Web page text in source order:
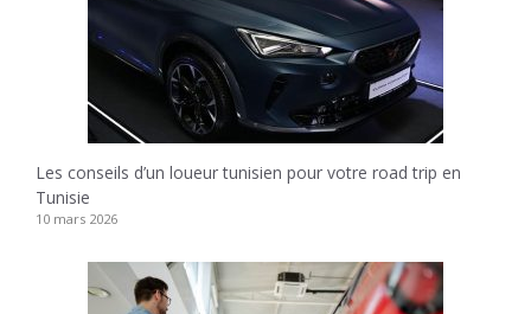
Les conseils d’un loueur tunisien pour votre road trip en
Tunisie
10 mars 2026